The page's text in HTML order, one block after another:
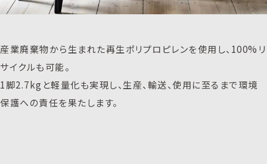
産業廃棄物から生まれた再生ポリプロピレンを使用し、100%リ
サイクルも可能。
1脚2.7kgと軽量化も実現し、生産、輸送、使用に至るまで環境
保護への責任を果たします。